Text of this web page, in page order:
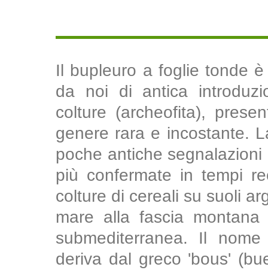
Il bupleuro a foglie tonde
da noi di antica
colture (archeofita),
genere rara e incostante.
poche antiche
più confermate in tempi
colture di cereali su suoli
mare alla fascia
submediterranea. Il
deriva dal greco 'bous'